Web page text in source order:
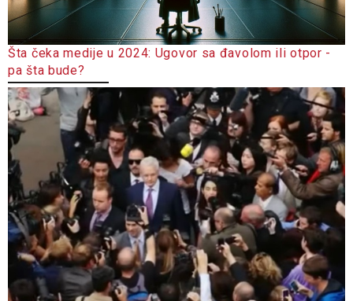
Šta čeka medije u 2024: Ugovor sa đavolom ili otpor -
pa šta bude?